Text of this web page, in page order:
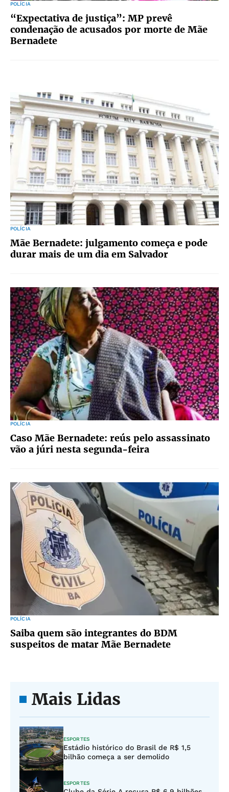
POLÍCIA
“Expectativa de justiça”: MP prevê
condenação de acusados por morte de Mãe
Bernadete
POLÍCIA
Mãe Bernadete: julgamento começa e pode
durar mais de um dia em Salvador
POLÍCIA
Caso Mãe Bernadete: reús pelo assassinato
vão a júri nesta segunda-feira
POLÍCIA
Saiba quem são integrantes do BDM
suspeitos de matar Mãe Bernadete
Mais Lidas
ESPORTES
Estádio histórico do Brasil de R$ 1,5
bilhão começa a ser demolido
ESPORTES